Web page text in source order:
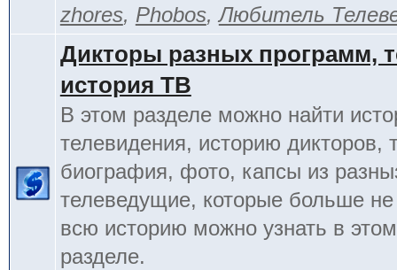
zhores, Phobos,Любитель
Дикторы разных программ,
история ТВ
В этом разделе можно найти
телевидения, историю дикторов,
биография, фото, капсы из
телеведущие, которые больше
всю историю можно узнать в
разделе.